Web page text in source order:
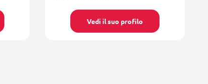
Vedi il suo profilo